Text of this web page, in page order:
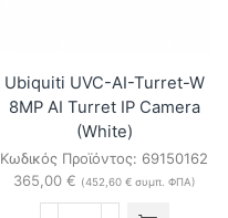
Ubiquiti UVC-AI-Turret-W
8MP AI Turret IP Camera
(White)
Κωδικός Προϊόντος: 69150162
365,00 € (452,60 €συμπ. ΦΠΑ)